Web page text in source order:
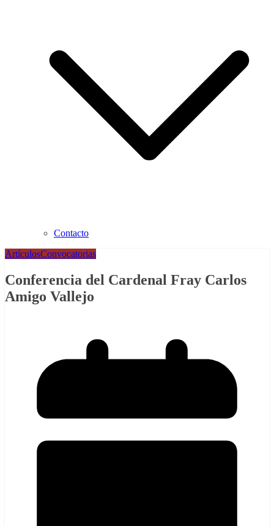
Contacto
ArtículosConvocatorias
Conferencia del Cardenal Fray Carlos
Amigo Vallejo